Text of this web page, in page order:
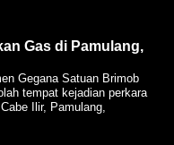
Gas di Pamulang,
Gegana Satuan Brimob
tempat kejadian perkara
Ilir, Pamulang,